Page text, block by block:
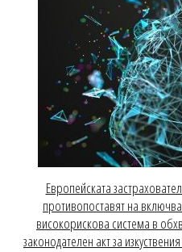
Европейската
противопоставят на
високорискова система в
законодателен акт за